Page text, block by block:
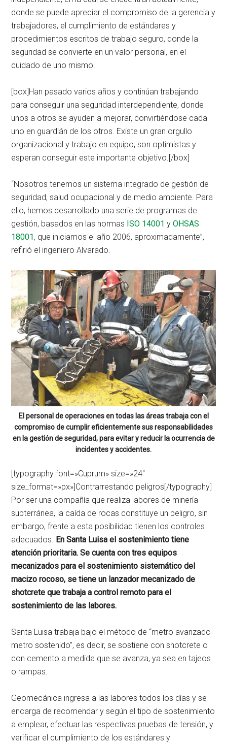
donde se puede apreciar el compromiso de la gerencia y
trabajadores, el cumplimiento de estándares y
procedimientos escritos de trabajo seguro, donde la
seguridad se convierte en un valor personal, en el
cuidado de uno mismo.
[box]Han pasado varios años y continúan trabajando
para conseguir una seguridad interdependiente, donde
unos a otros se ayuden a mejorar, convirtiéndose cada
uno en guardián de los otros. Existe un gran orgullo
organizacional y trabajo en equipo, son optimistas y
esperan conseguir este importante objetivo.[/box]
“Nosotros tenemos un sistema integrado de gestión de
seguridad, salud ocupacional y de medio ambiente. Para
ello, hemos desarrollado una serie de programas de
gestión, basados en las normas ISO 14001 yOHSAS
18001, que iniciamos el año 2006, aproximadamente”,
refirió el ingeniero Alvarado.
El personal de operaciones en todas las áreas trabaja con el
compromiso de cumplir eficientemente sus responsabilidades
en la gestión de seguridad, para evitar y reducir la ocurrencia de
incidentes y accidentes.
[typography font=»Cuprum» size=»24″
size_format=»px»]Contrarrestando peligros[/typography]
Por ser una compañía que realiza labores de minería
subterránea, la caída de rocas constituye un peligro, sin
embargo, frente a esta posibilidad tienen los controles
adecuados. En Santa Luisa el sostenimiento tiene
atención prioritaria. Se cuenta con tres equipos
mecanizados para el sostenimiento sistemático del
macizo rocoso, se tiene un lanzador mecanizado de
shotcrete que trabaja a control remoto para el
sostenimiento de las labores.
Santa Luisa trabaja bajo el método de “metro avanzado-
metro sostenido”, es decir, se sostiene con shotcrete o
con cemento a medida que se avanza, ya sea en tajeos
o rampas.
Geomecánica ingresa a las labores todos los días y se
encarga de recomendar y según el tipo de sostenimiento
a emplear, efectuar las respectivas pruebas de tensión, y
verificar el cumplimiento de los estándares y